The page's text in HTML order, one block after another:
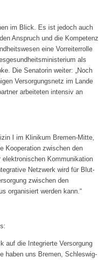
im Blick. Es ist jedoch auch
Anspruch und die Kompetenz
eine Vorreiterrolle
als
Die Senatorin weiter: „Noch
Versorgungsnetz im Lande
arbeiteten intensiv an
I im Klinikum Bremen-Mitte,
Kooperation zwischen den
Kommunikation
Netzwerk wird für Blut-
zwischen den
organisiert werden kann.“
auf die Integrierte Versorgung
haben uns Bremen, Schleswig-